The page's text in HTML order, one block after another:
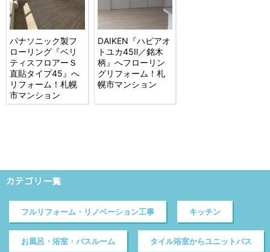
パナソニック製フ
ローリング『ベリ
ティスフロアーＳ
直貼タイプ45』へ
リフォーム！札幌
市マンション
DAIKEN『ハピアオ
トユカ45Ⅱ／銘木
柄』へフローリン
グリフォーム！札
幌市マンション
カテゴリ一覧
フルリフォーム・リノベーション工事 キッチン
お風呂・浴室・バスルーム タイル浴室からユニットバス